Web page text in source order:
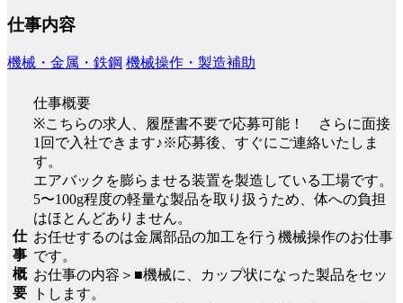
仕事内容
機械・金属・鉄鋼 機械操作・製造補助
仕
事
概
要
仕事概要
※こちらの求人、履歴書不要で応募可能！ さらに面接
1回で入社できます♪※応募後、すぐにご連絡いたしま
す。
エアバックを膨らませる装置を製造している工場です。
5〜100g程度の軽量な製品を取り扱うため、体への負担
はほとんどありません。
お任せするのは金属部品の加工を行う機械操作のお仕事
です。
お仕事の内容＞■機械に、カップ状になった製品をセッ
トします。